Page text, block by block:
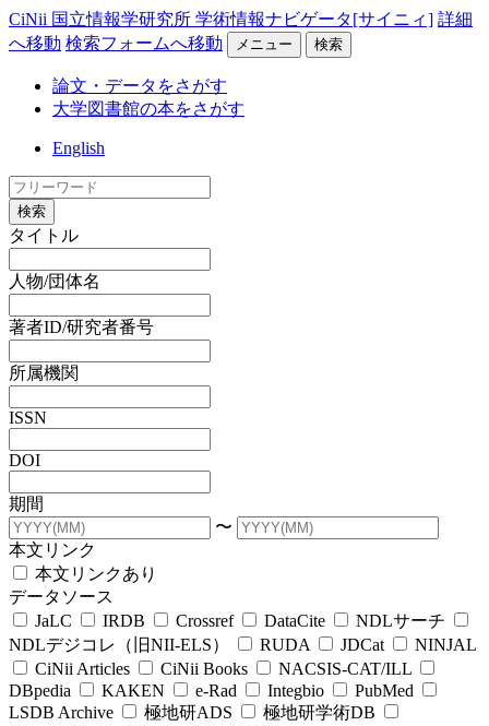
CiNii 国立情報学研究所 学術情報ナビゲータ[サイニィ] 詳細
へ移動 検索フォームへ移動 メニュー 検索
論文・データをさがす
大学図書館の本をさがす
English
検索
タイトル
人物/団体名
著者ID/研究者番号
所属機関
ISSN
DOI
期間
〜
本文リンク
本文リンクあり
データソース
JaLC
IRDB Crossref DataCite
NDLサーチ
NDLデジコレ（旧NII-ELS）
RUDA JDCat
NINJAL
CiNii Articles
CiNii Books
NACSIS-CAT/ILL
DBpedia
KAKEN e-Rad Integbio
PubMed
LSDB Archive
極地研ADS
極地研学術DB